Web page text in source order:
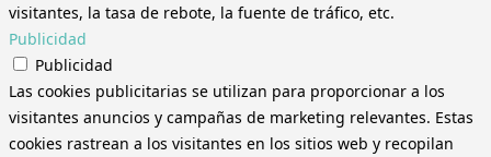
visitantes, la tasa de rebote, la fuente de tráfico, etc.
Publicidad
Publicidad
Las cookies publicitarias se utilizan para proporcionar a los
visitantes anuncios y campañas de marketing relevantes. Estas
cookies rastrean a los visitantes en los sitios web y recopilan